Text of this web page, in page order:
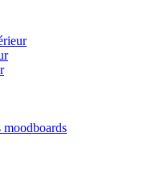
moodboards